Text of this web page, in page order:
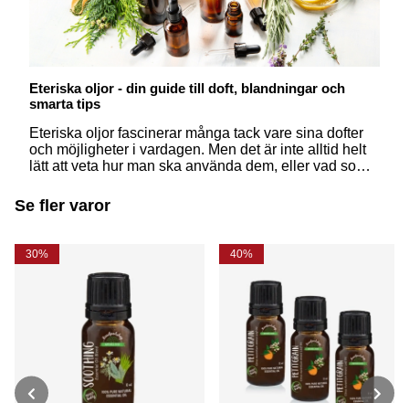
Eteriska oljor - din guide till doft, blandningar och
smarta tips
Eteriska oljor fascinerar många tack vare sina dofter
och möjligheter i vardagen. Men det är inte alltid helt
lätt att veta hur man ska använda dem, eller vad som
av de vanligaste frågorna – på ett enkelt och
inspirerande sätt.
Se fler varor
30% 40%